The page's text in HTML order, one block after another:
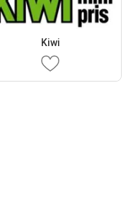
Kiwi